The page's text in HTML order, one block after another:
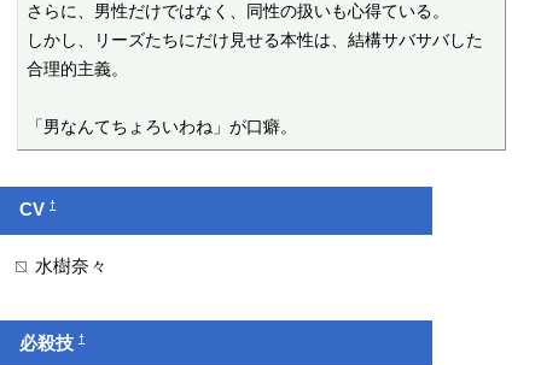
さらに、男性だけではなく、同性の扱いも心得ている。
しかし、リーズたちにだけ見せる本性は、結構サバサバした
合理的主義。
「男なんてちょろいわね」が口癖。
CV†
水樹奈々
必殺技†